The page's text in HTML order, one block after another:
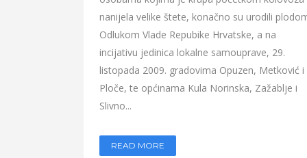
nanijela velike štete, konačno su urodili
Odlukom Vlade Repubike Hrvatske, a na
incijativu jedinica lokalne samouprave, 29.
listopada 2009. gradovima Opuzen, Metković i
Ploče, te općinama Kula Norinska, Zažablje i
Slivno...
READ MORE